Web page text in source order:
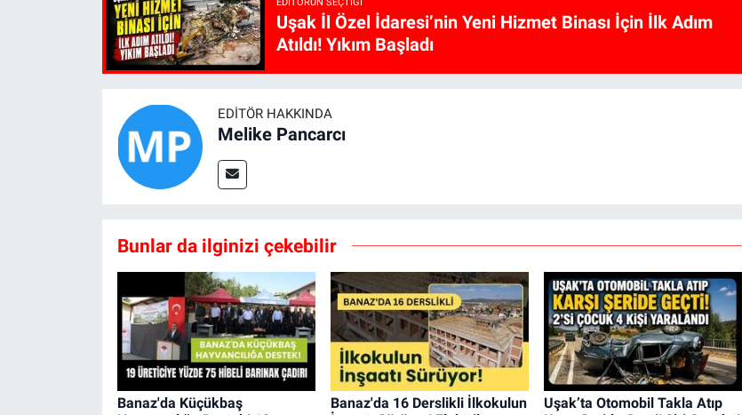
Uşak İl Özel İdaresi’nin Yeni Hizmet Binası İçin İlk Adım
Atıldı! Yıkım Başladı
EDITÖR HAKKINDA
Melike Pancarcı
Bunlar da ilginizi çekebilir
Banaz'da Küçükbaş
Banaz'da 16 Derslikli İlkokulun
Uşak’ta Otomobil Takla Atıp